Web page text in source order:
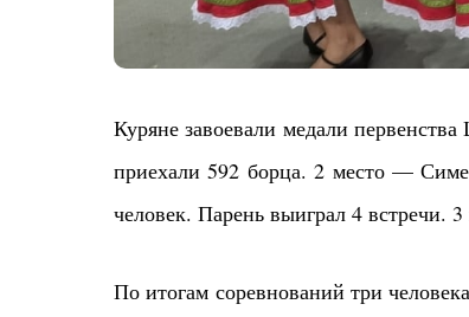
Куряне завоевали медали
приехали 592 борца. 2 место —
человек. Парень выиграл 4 встречи.
По итогам соревнований три